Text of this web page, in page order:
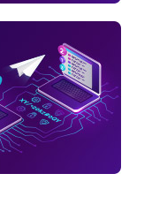
강화학습 기반 디지털트윈 투구 로봇